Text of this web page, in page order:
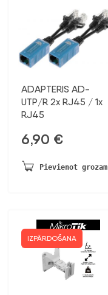
ADAPTERIS AD-
UTP/R 2x RJ45 / 1x
RJ45
6,90 €
Pievienot grozam
IZPĀRDOŠANA